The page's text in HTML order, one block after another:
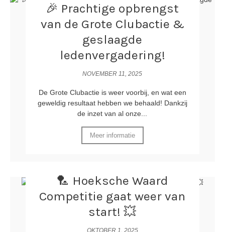
🎉 Prachtige opbrengst
van de Grote Clubactie &
geslaagde
ledenvergadering!
NOVEMBER 11, 2025
De Grote Clubactie is weer voorbij, en wat een
geweldig resultaat hebben we behaald! Dankzij
de inzet van al onze...
Meer informatie
🏸 Hoeksche Waard
Competitie gaat weer van
start! 💥
OKTOBER 1, 2025